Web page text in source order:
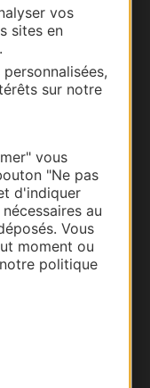
vos
sites en
sur notre
vous
"Ne pas
d'indiquer
au
Vous
moment ou
politique